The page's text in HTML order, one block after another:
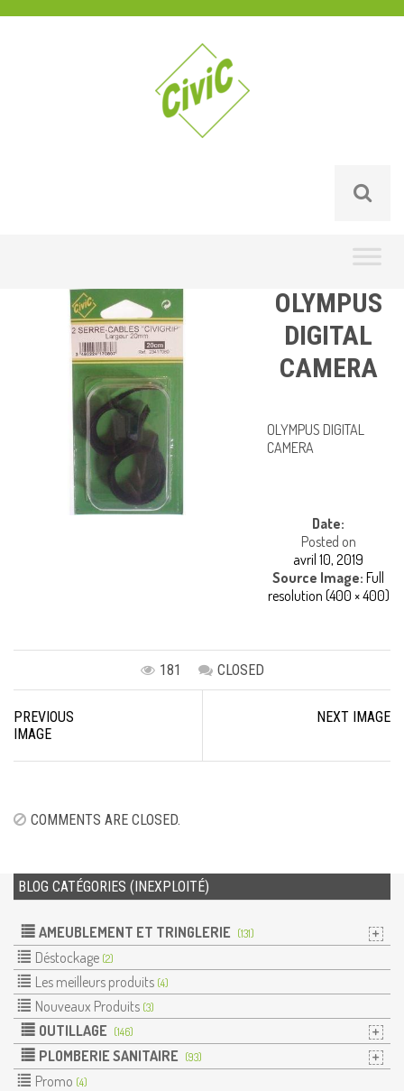
OLYMPUS
DIGITAL
CAMERA
OLYMPUS DIGITAL
CAMERA
Date:
Posted on
avril 10, 2019
Source Image:Full
resolution (400 × 400)
181 CLOSED
navigation
PREVIOUS
IMAGE
NEXT IMAGE
COMMENTS ARE CLOSED.
BLOG CATÉGORIES (INEXPLOITÉ)
AMEUBLEMENT ET TRINGLERIE (131)
Déstockage (2)
Les meilleurs produits (4)
Nouveaux Produits (3)
OUTILLAGE (146)
PLOMBERIE SANITAIRE (93)
Promo (4)